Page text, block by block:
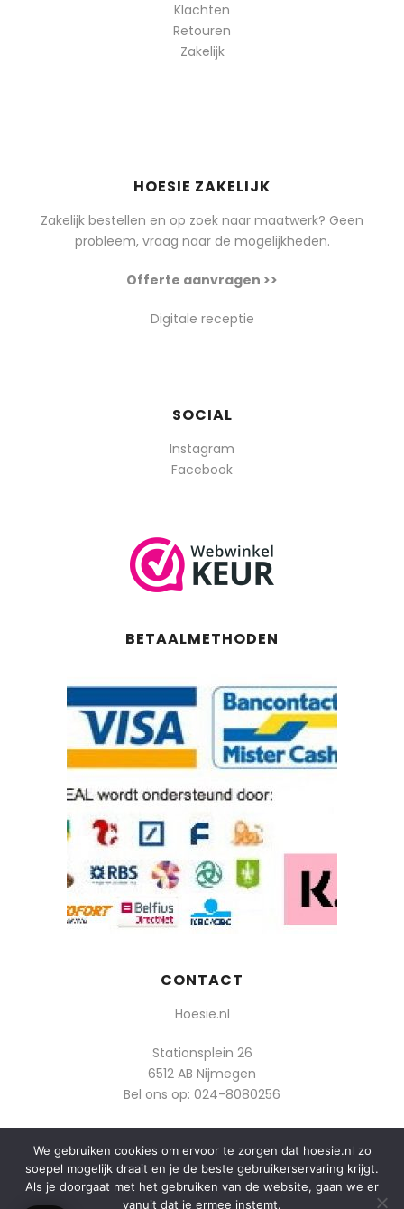
Klachten
Retouren
Zakelijk
HOESIE ZAKELIJK
Zakelijk bestellen en op zoek naar maatwerk? Geen
probleem, vraag naar de mogelijkheden.
Offerte aanvragen >>
Digitale receptie
SOCIAL
Instagram
Facebook
BETAALMETHODEN
CONTACT
Hoesie.nl
Stationsplein 26
6512 AB Nijmegen
Bel ons op: 024-8080256
Of mail: info@hoesie.nl
We gebruiken cookies om ervoor te zorgen dat hoesie.nl zo
soepel mogelijk draait en je de beste gebruikerservaring krijgt.
Als je doorgaat met het gebruiken van de website, gaan we er
vanuit dat je ermee instemt.